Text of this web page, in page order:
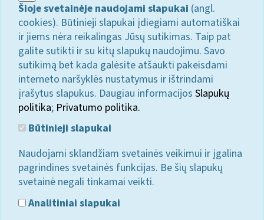
Šioje svetainėje naudojami slapukai (angl.
cookies). Būtinieji slapukai įdiegiami automatiškai
ir jiems nėra reikalingas Jūsų sutikimas. Taip pat
galite sutikti ir su kitų slapukų naudojimu. Savo
sutikimą bet kada galėsite atšaukti pakeisdami
interneto naršyklės nustatymus ir ištrindami
įrašytus slapukus. Daugiau informacijos Slapukų
politika; Privatumo politika.
Būtinieji slapukai
Naudojami sklandžiam svetainės veikimui ir įgalina
pagrindines svetainės funkcijas. Be šių slapukų
svetainė negali tinkamai veikti.
Analitiniai slapukai